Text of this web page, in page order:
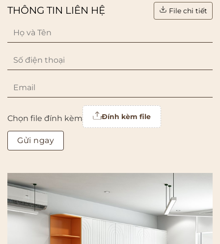
THÔNG TIN LIÊN HỆ
File chi tiết
Chọn file đính kèm Đính kèm file